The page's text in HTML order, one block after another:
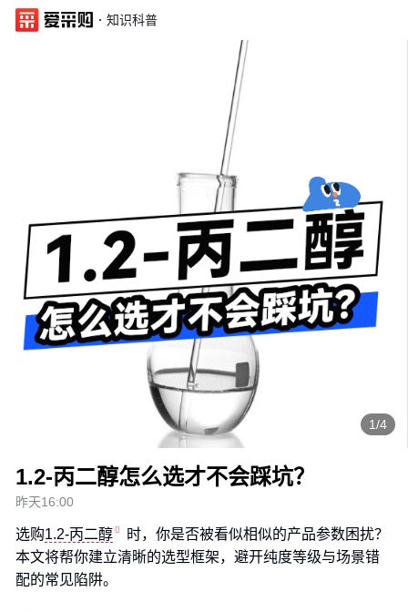
· 知识科普
1/4
1.2-丙二醇怎么选才不会踩坑？
昨天16:00
选购1.2-丙二醇
时，你是否被看似相似的产品参数困扰？
本文将帮你建立清晰的选型框架，避开纯度等级与场景错
配的常见陷阱。